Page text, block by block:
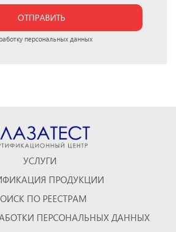
ОТПРАВИТЬ
персональных данных
УСЛУГИ
ПРОДУКЦИИ
ПО РЕЕСТРАМ
ПЕРСОНАЛЬНЫХ ДАННЫХ